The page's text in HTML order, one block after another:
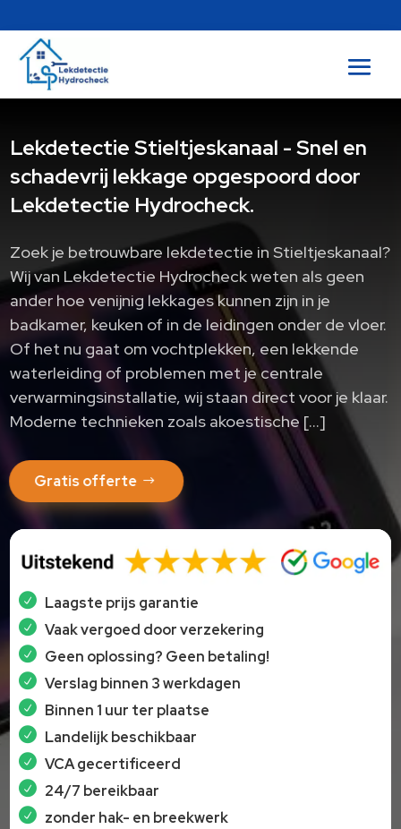
Lekdetectie Stieltjeskanaal - Snel en
schadevrij lekkage opgespoord door
Lekdetectie Hydrocheck.
Zoek je betrouwbare lekdetectie in Stieltjeskanaal?
Wij van Lekdetectie Hydrocheck weten als geen
ander hoe venijnig lekkages kunnen zijn in je
badkamer, keuken of in de leidingen onder de vloer.
Of het nu gaat om vochtplekken, een lekkende
waterleiding of problemen met je centrale
verwarmingsinstallatie, wij staan direct voor je klaar.
Moderne technieken zoals akoestische […]
Gratis offerte
Laagste prijs garantie
Vaak vergoed door verzekering
Geen oplossing? Geen betaling!
Verslag binnen 3 werkdagen
Binnen 1 uur ter plaatse
Landelijk beschikbaar
VCA gecertificeerd
24/7 bereikbaar
zonder hak- en breekwerk